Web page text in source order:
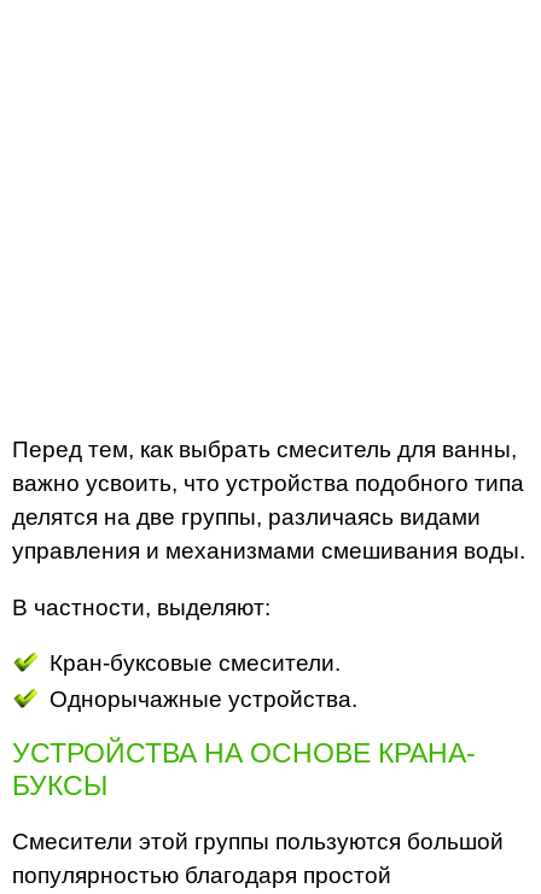
Перед тем, как выбрать смеситель для ванны,
важно усвоить, что устройства подобного типа
делятся на две группы, различаясь видами
управления и механизмами смешивания воды.
В частности, выделяют:
Кран-буксовые смесители.
Однорычажные устройства.
УСТРОЙСТВА НА ОСНОВЕ КРАНА-
БУКСЫ
Смесители этой группы пользуются большой
популярностью благодаря простой